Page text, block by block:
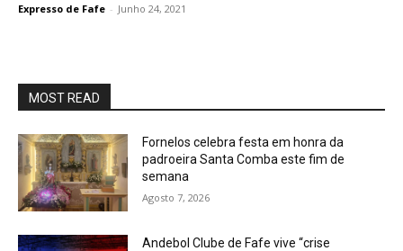
Expresso de Fafe - Junho 24, 2021
MOST READ
Fornelos celebra festa em honra da
padroeira Santa Comba este fim de
semana
Agosto 7, 2026
Andebol Clube de Fafe vive “crise